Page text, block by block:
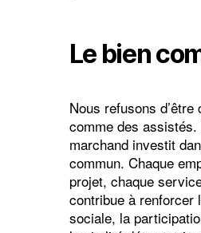
Le bien
Nous refusons d’être
comme des
marchand investit
commun. Chaque
projet, chaque
contribue à renforcer
sociale, la